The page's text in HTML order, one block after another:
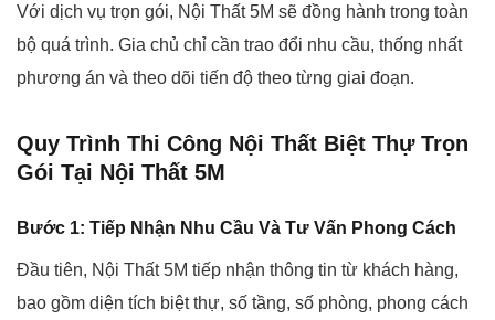
Với dịch vụ trọn gói, Nội Thất 5M sẽ đồng hành trong toàn
bộ quá trình. Gia chủ chỉ cần trao đổi nhu cầu, thống nhất
phương án và theo dõi tiến độ theo từng giai đoạn.
Quy Trình Thi Công Nội Thất Biệt Thự Trọn
Gói Tại Nội Thất 5M
Bước 1: Tiếp Nhận Nhu Cầu Và Tư Vấn Phong Cách
Đầu tiên, Nội Thất 5M tiếp nhận thông tin từ khách hàng,
bao gồm diện tích biệt thự, số tầng, số phòng, phong cách